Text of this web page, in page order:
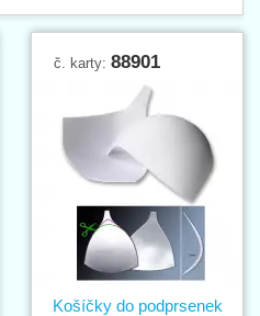
č. karty: 88901
Košíčky do podprsenek